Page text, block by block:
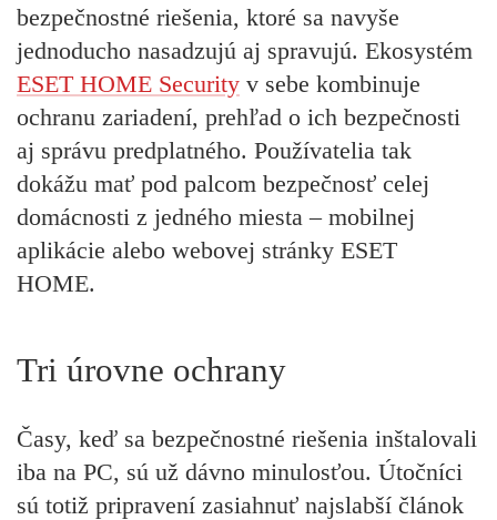
bezpečnostné riešenia, ktoré sa navyše
jednoducho nasadzujú aj spravujú. Ekosystém
ESET HOME Security v sebe kombinuje
ochranu zariadení, prehľad o ich bezpečnosti
aj správu predplatného. Používatelia tak
dokážu mať pod palcom bezpečnosť celej
domácnosti z jedného miesta – mobilnej
aplikácie alebo webovej stránky ESET
HOME.
Tri úrovne ochrany
Časy, keď sa bezpečnostné riešenia inštalovali
iba na PC, sú už dávno minulosťou. Útočníci
sú totiž pripravení zasiahnuť najslabší článok